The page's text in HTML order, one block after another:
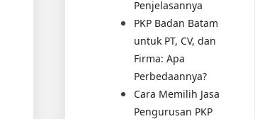
Penjelasannya
PKP Badan Batam
untuk PT, CV, dan
Firma: Apa
Perbedaannya?
Cara Memilih Jasa
Pengurusan PKP